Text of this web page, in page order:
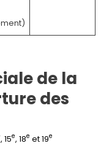
de la
des
, 15e, 18e et 19e